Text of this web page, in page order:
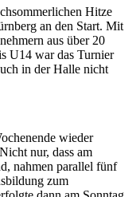
Hitze
an den Start. Mit
aus über 20
U14 war das Turnier
in der Halle nicht
wieder
nur, dass am
nahmen parallel fünf
zum